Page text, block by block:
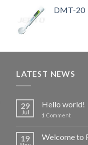
DMT-20
LATEST NEWS
29
Jul
Hello world!
1 Comment
19 Welcome to